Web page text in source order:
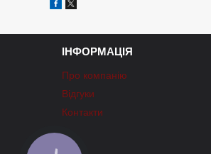
ІНФОРМАЦІЯ
Про компанію
Відгуки
Контакти